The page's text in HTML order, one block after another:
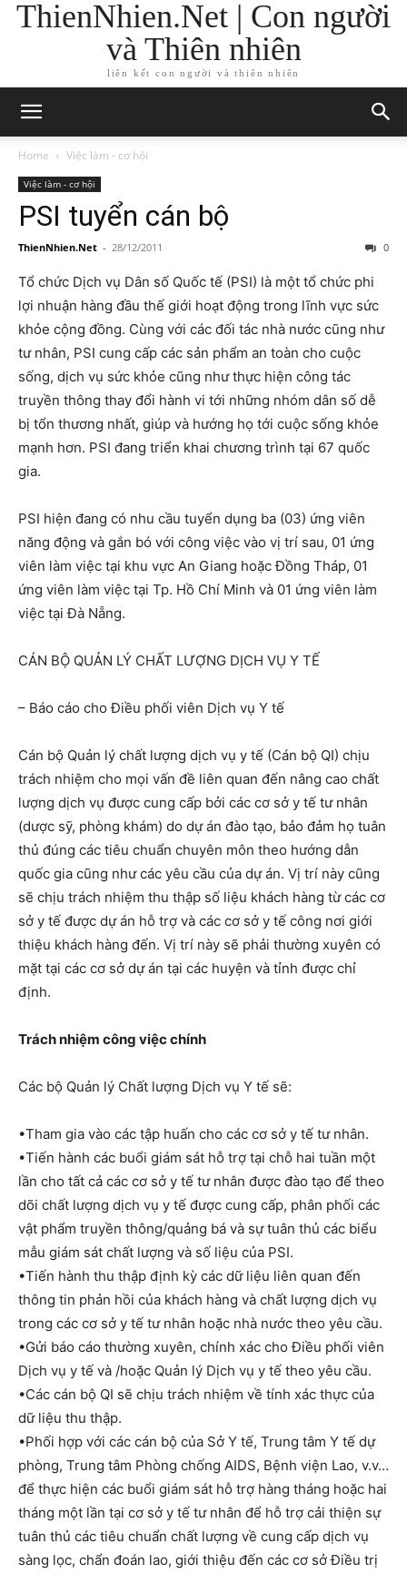
ThienNhien.Net | Con người
và Thiên nhiên
liên kết con người và thiên nhiên
Home Việc làm - cơ hội
Việc làm - cơ hội
PSI tuyển cán bộ
ThienNhien.Net - 28/12/2011 0
Tổ chức Dịch vụ Dân số Quốc tế (PSI) là một tổ chức phi
lợi nhuận hàng đầu thế giới hoạt động trong lĩnh vực sức
khỏe cộng đồng. Cùng với các đối tác nhà nước cũng như
tư nhân, PSI cung cấp các sản phẩm an toàn cho cuộc
sống, dịch vụ sức khỏe cũng như thực hiện công tác
truyền thông thay đổi hành vi tới những nhóm dân số dễ
bị tổn thương nhất, giúp và hướng họ tới cuộc sống khỏe
mạnh hơn. PSI đang triển khai chương trình tại 67 quốc
gia.
PSI hiện đang có nhu cầu tuyển dụng ba (03) ứng viên
năng động và gắn bó với công việc vào vị trí sau, 01 ứng
viên làm việc tại khu vực An Giang hoặc Đồng Tháp, 01
ứng viên làm việc tại Tp. Hồ Chí Minh và 01 ứng viên làm
việc tại Đà Nẵng.
CÁN BỘ QUẢN LÝ CHẤT LƯỢNG DỊCH VỤ Y TẾ
– Báo cáo cho Điều phối viên Dịch vụ Y tế
Cán bộ Quản lý chất lượng dịch vụ y tế (Cán bộ QI) chịu
trách nhiệm cho mọi vấn đề liên quan đến nâng cao chất
lượng dịch vụ được cung cấp bởi các cơ sở y tế tư nhân
(dược sỹ, phòng khám) do dự án đào tạo, bảo đảm họ tuân
thủ đúng các tiêu chuẩn chuyên môn theo hướng dẫn
quốc gia cũng như các yêu cầu của dự án. Vị trí này cũng
sẽ chịu trách nhiệm thu thập số liệu khách hàng từ các cơ
sở y tế được dự án hỗ trợ và các cơ sở y tế công nơi giới
thiệu khách hàng đến. Vị trí này sẽ phải thường xuyên có
mặt tại các cơ sở dự án tại các huyện và tỉnh được chỉ
định.
Trách nhiệm công việc chính
Các bộ Quản lý Chất lượng Dịch vụ Y tế sẽ:
•Tham gia vào các tập huấn cho các cơ sở y tế tư nhân.
•Tiến hành các buổi giám sát hỗ trợ tại chỗ hai tuần một
lần cho tất cả các cơ sở y tế tư nhân được đào tạo để theo
dõi chất lượng dịch vụ y tế được cung cấp, phân phối các
vật phẩm truyền thông/quảng bá và sự tuân thủ các biểu
mẫu giám sát chất lượng và số liệu của PSI.
•Tiến hành thu thập định kỳ các dữ liệu liên quan đến
thông tin phản hồi của khách hàng và chất lượng dịch vụ
trong các cơ sở y tế tư nhân hoặc nhà nước theo yêu cầu.
•Gửi báo cáo thường xuyên, chính xác cho Điều phối viên
Dịch vụ y tế và /hoặc Quản lý Dịch vụ y tế theo yêu cầu.
•Các cán bộ QI sẽ chịu trách nhiệm về tính xác thực của
dữ liệu thu thập.
•Phối hợp với các cán bộ của Sở Y tế, Trung tâm Y tế dự
phòng, Trung tâm Phòng chống AIDS, Bệnh viện Lao, v.v…
để thực hiện các buổi giám sát hỗ trợ hàng tháng hoặc hai
tháng một lần tại cơ sở y tế tư nhân để hỗ trợ cải thiện sự
tuân thủ các tiêu chuẩn chất lượng về cung cấp dịch vụ
sàng lọc, chẩn đoán lao, giới thiệu đến các cơ sở Điều trị